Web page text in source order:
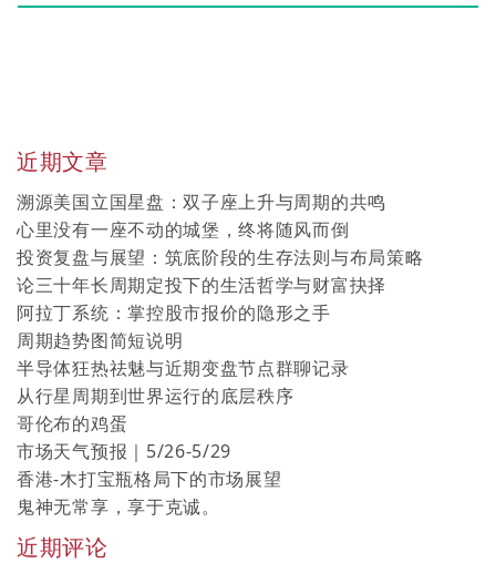
近期文章
溯源美国立国星盘：双子座上升与周期的共鸣
心里没有一座不动的城堡，终将随风而倒
投资复盘与展望：筑底阶段的生存法则与布局策略
论三十年长周期定投下的生活哲学与财富抉择
阿拉丁系统：掌控股市报价的隐形之手
周期趋势图简短说明
半导体狂热祛魅与近期变盘节点群聊记录
从行星周期到世界运行的底层秩序
哥伦布的鸡蛋
市场天气预报｜5/26-5/29
香港-木打宝瓶格局下的市场展望
鬼神无常享，享于克诚。
近期评论